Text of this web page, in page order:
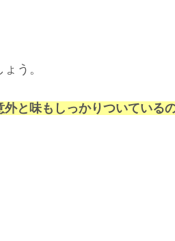
う。
と味もしっかりついている